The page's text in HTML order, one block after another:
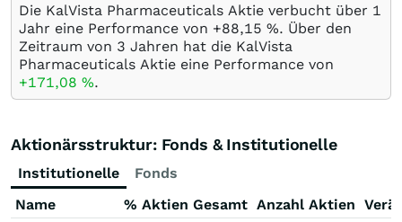
Die KalVista Pharmaceuticals Aktie verbucht über 1
Jahr eine Performance von +88,15 %. Über den
Zeitraum von 3 Jahren hat die KalVista
Pharmaceuticals Aktie eine Performance von
+171,08 %.
Aktionärsstruktur: Fonds & Institutionelle
Institutionelle
Fonds
Name
% Aktien Gesamt Anzahl Aktien